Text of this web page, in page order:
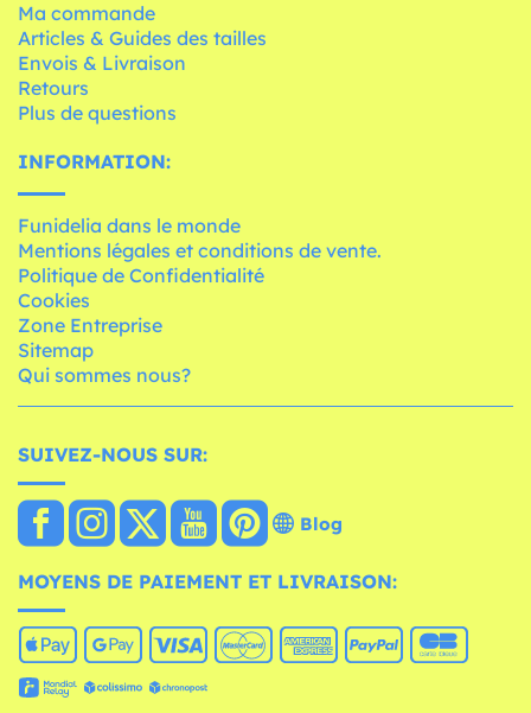
Ma commande
Articles & Guides des tailles
Envois & Livraison
Retours
Plus de questions
INFORMATION:
Funidelia dans le monde
Mentions légales et conditions de vente.
Politique de Confidentialité
Cookies
Zone Entreprise
Sitemap
Qui sommes nous?
SUIVEZ-NOUS SUR:
Blog
MOYENS DE PAIEMENT ET LIVRAISON: